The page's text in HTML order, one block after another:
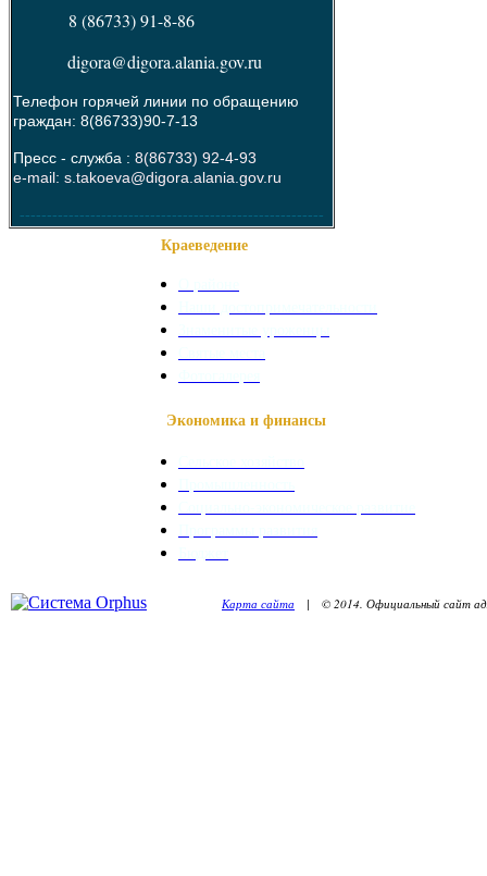
8 (86733) 91-8-86
digora@digora.alania.gov.ru
Телефон горячей линии по обращению
граждан: 8(86733)90-7-13
Пресс - служба : 8(86733) 92-4-93
e-mail: s.takoeva@digora.alania.gov.ru
--------------------------------------------------------
Краеведение
Экономика и финансы
Карта сайта | © 2014. Официальный сайт